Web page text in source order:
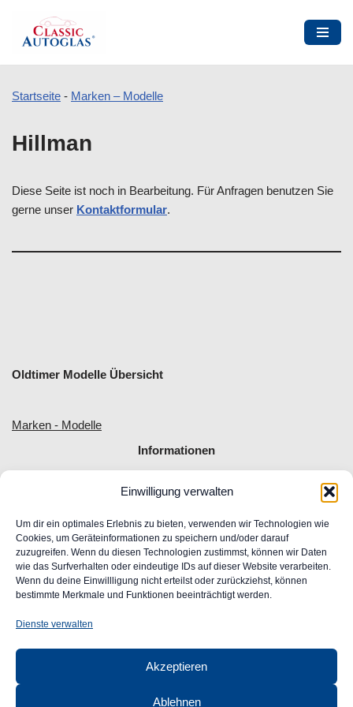
Einwilligung verwalten
Um dir ein optimales Erlebnis zu bieten, verwenden wir Technologien wie
Cookies, um Geräteinformationen zu speichern und/oder darauf
zuzugreifen. Wenn du diesen Technologien zustimmst, können wir Daten
wie das Surfverhalten oder eindeutige IDs auf dieser Website verarbeiten.
Wenn du deine Einwillligung nicht erteilst oder zurückziehst, können
bestimmte Merkmale und Funktionen beeinträchtigt werden.
Dienste verwalten
Akzeptieren
Ablehnen
Inhalt
Startseite - Marken – Modelle
Hillman
Diese Seite ist noch in Bearbeitung. Für Anfragen benutzen Sie
gerne unser Kontaktformular.
Oldtimer Modelle Übersicht
Marken - Modelle
Informationen
Allgemeine Geschäftsbedingungen
Impressum
Widerrufsrecht
Datenschutz
FAQ
Unser Engagement für Barrierefreiheit im Web
Ansprechpartner
CLASSIC AUTOGLAS